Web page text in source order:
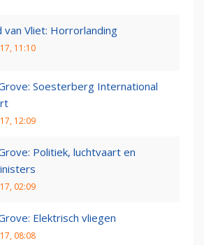
van Vliet: Horrorlanding
11:10
Soesterberg International
12:09
Politiek, luchtvaart en
02:09
Elektrisch vliegen
08:08